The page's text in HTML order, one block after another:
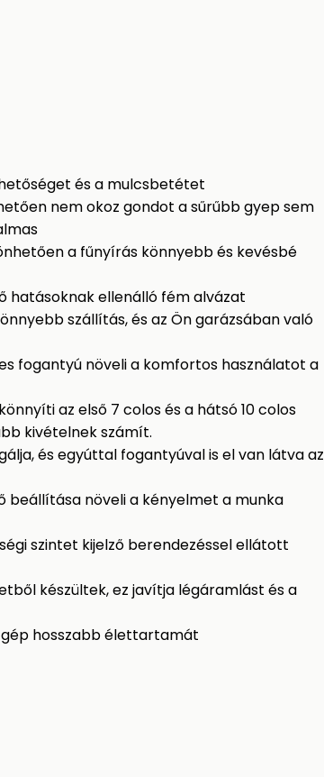
és a mulcsbetétet
nem okoz gondot a sűrűbb gyep sem
a fűnyírás könnyebb és kevésbé
hatásoknak ellenálló fém alvázat
szállítás, és az Ön garázsában való
fogantyú növeli a komfortos használatot a
az első 7 colos és a hátsó 10 colos
kivételnek számít.
és egyúttal fogantyúval is el van látva az
növeli a kényelmet a munka
szintet kijelző berendezéssel ellátott
készültek, ez javítja légáramlást és a
hosszabb élettartamát